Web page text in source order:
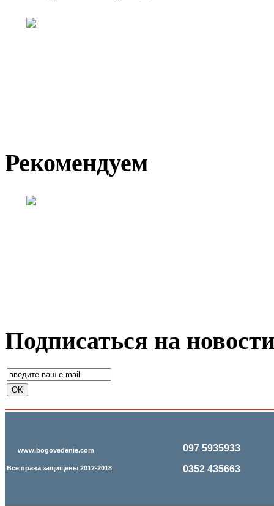
Рекомендуем
Подписаться на
www.bogovedenie.com
Все права защищены 2012-2018
097 5935933
0352 435663